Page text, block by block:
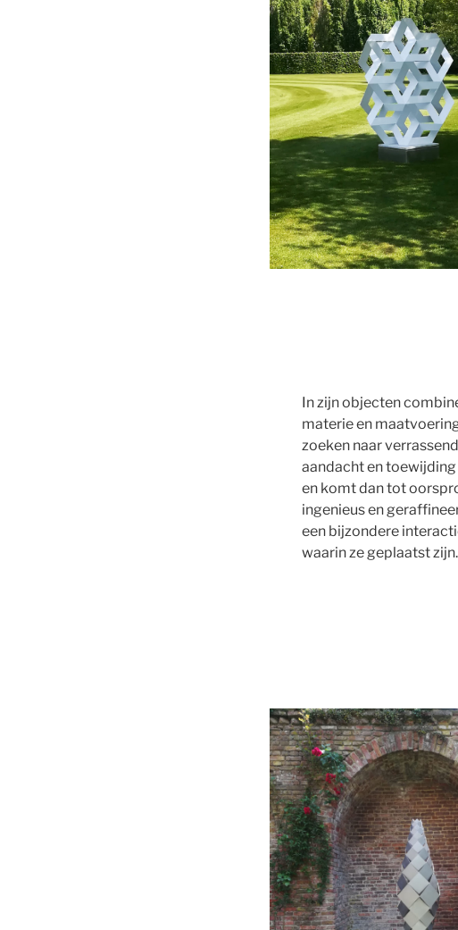
In zijn objecten
materie en
zoeken naar
aandacht en
en komt dan tot
ingenieus en
een bijzondere
waarin ze geplaatst zijn.